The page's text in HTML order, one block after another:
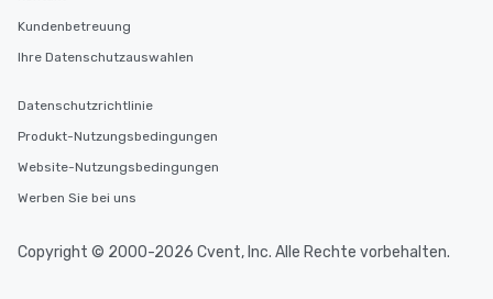
Kundenbetreuung
Ihre Datenschutzauswahlen
Datenschutzrichtlinie
Produkt-Nutzungsbedingungen
Website-Nutzungsbedingungen
Werben Sie bei uns
Copyright © 2000-2026 Cvent, Inc. Alle Rechte vorbehalten.